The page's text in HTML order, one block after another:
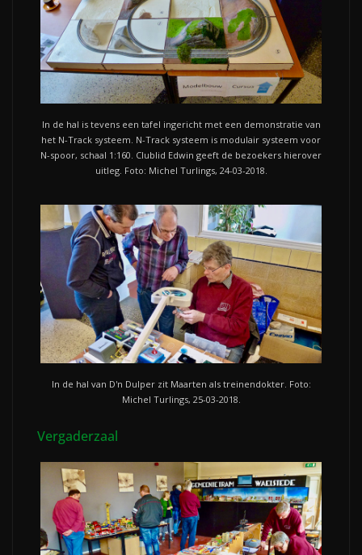
In de hal is tevens een tafel ingericht met een demonstratie van
het N-Track systeem. N-Track systeem is modulair systeem voor
N-spoor, schaal 1:160. Clublid Edwin geeft de bezoekers hierover
uitleg. Foto: Michel Turlings, 24-03-2018.
In de hal van D'n Dulper zit Maarten als treinendokter. Foto:
Michel Turlings, 25-03-2018.
Vergaderzaal